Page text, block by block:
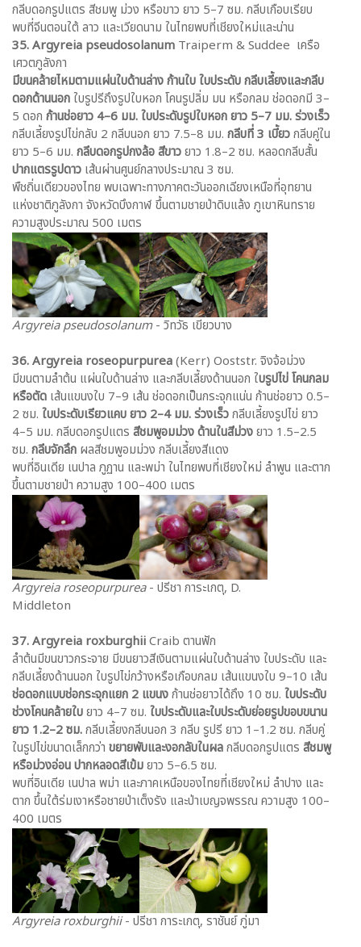
กลีบดอกรูปแตร สีชมพู ม่วง หรือขาว ยาว 5–7 ซม. กลีบเกือบเรียบ
พบที่จีนตอนใต้ ลาว และเวียดนาม ในไทยพบที่เชียงใหม่และน่าน
35. Argyreia pseudosolanum Traiperm & Suddee เครือ
เศวตภูลังกา
มีขนคล้ายไหมตามแผ่นใบด้านล่าง ก้านใบ ใบประดับ กลีบเลี้ยงและกลีบ
ดอกด้านนอกใบรูปรีถึงรูปใบหอก โคนรูปลิ่ม มน หรือกลม ช่อดอกมี 3–
5 ดอก ก้านช่อยาว 4–6 มม. ใบประดับรูปใบหอก ยาว 5–7 มม. ร่วงเร็ว
กลีบเลี้ยงรูปไข่กลับ 2 กลีบนอก ยาว 7.5–8 มม. กลีบที่ 3 เบี้ยวกลีบคู่ใน
ยาว 5–6 มม. กลีบดอกรูปกงล้อ สีขาวยาว 1.8–2 ซม. หลอดกลีบสั้น
ปากแตรรูปดาว เส้นผ่านศูนย์กลางประมาณ 3 ซม.
พืชถิ่นเดียวของไทย พบเฉพาะทางภาคตะวันออกเฉียงเหนือที่อุทยาน
แห่งชาติภูลังกา จังหวัดบึงกาฬ ขึ้นตามชายป่าดิบแล้ง ภูเขาหินทราย
ความสูงประมาณ 500 เมตร
Argyreia pseudosolanum- วิทวัธ เขียวบาง
36. Argyreia roseopurpurea(Kerr) Ooststr. จิงจ้อม่วง
มีขนตามลำต้น แผ่นใบด้านล่าง และกลีบเลี้ยงด้านนอก ใบรูปไข่ โคนกลม
หรือตัด เส้นแขนงใบ 7–9 เส้น ช่อดอกเป็นกระจุกแน่น ก้านช่อยาว 0.5–
2 ซม. ใบประดับเรียวแคบ ยาว 2–4 มม. ร่วงเร็วกลีบเลี้ยงรูปไข่ ยาว
4–5 มม. กลีบดอกรูปแตร สีชมพูอมม่วง ด้านในสีม่วงยาว 1.5–2.5
ซม. กลีบจักลึก ผลสีชมพูอมม่วง กลีบเลี้ยงสีแดง
พบที่อินเดีย เนปาล ภูฏาน และพม่า ในไทยพบที่เชียงใหม่ ลำพูน และตาก
ขึ้นตามชายป่า ความสูง 100–400 เมตร
Argyreia roseopurpurea- ปรีชา การะเกตุ, D.
Middleton
37. Argyreia roxburghiiCraib ตานฟัก
ลำต้นมีขนขาวกระจาย มีขนยาวสีเงินตามแผ่นใบด้านล่าง ใบประดับ และ
กลีบเลี้ยงด้านนอก ใบรูปไข่กว้างหรือเกือบกลม เส้นแขนงใบ 9–10 เส้น
ช่อดอกแบบช่อกระจุกแยก 2 แขนงก้านช่อยาวได้ถึง 10 ซม. ใบประดับ
ช่วงโคนคล้ายใบยาว 4–7 ซม. ใบประดับและใบประดับย่อยรูปขอบขนาน
ยาว 1.2–2 ซม.กลีบเลี้ยงกลีบนอก 3 กลีบ รูปรี ยาว 1–1.2 ซม. กลีบคู่
ในรูปไข่ขนาดเล็กกว่า ขยายพับและงอกลับในผลกลีบดอกรูปแตร สีชมพู
หรือม่วงอ่อน ปากหลอดสีเข้มยาว 5–6.5 ซม.
พบที่อินเดีย เนปาล พม่า และภาคเหนือของไทยที่เชียงใหม่ ลำปาง และ
ตาก ขึ้นใต้ร่มเงาหรือชายป่าเต็งรัง และป่าเบญจพรรณ ความสูง 100–
400 เมตร
Argyreia roxburghii- ปรีชา การะเกตุ, ราชันย์ ภู่มา